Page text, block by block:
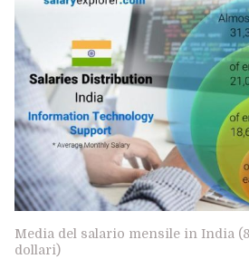
Media del salario mensile in India
dollari)